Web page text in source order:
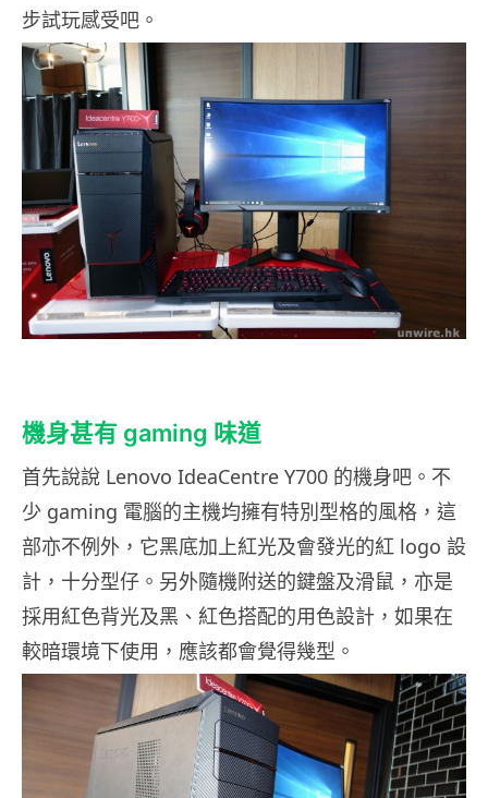
步試玩感受吧。
機身甚有 gaming 味道
首先說說 Lenovo IdeaCentre Y700 的機身吧。不
少 gaming 電腦的主機均擁有特別型格的風格，這
部亦不例外，它黑底加上紅光及會發光的紅 logo 設
計，十分型仔。另外隨機附送的鍵盤及滑鼠，亦是
採用紅色背光及黑、紅色搭配的用色設計，如果在
較暗環境下使用，應該都會覺得幾型。